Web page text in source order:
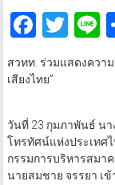
สวทท. ร่วมแสดงควา
เสียงไทย”
วันที่ 23 กุมภาพันธ์ น
โทรทัศน์แห่งประเทศ
กรรมการบริหารสมา
นายสมชาย จรรยา เ